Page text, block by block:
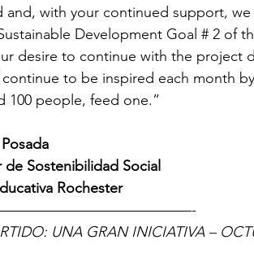
and, with your continued support,
Development Goal # 2 of
desire to continue with the project
to be inspired each month
100 people, feed one.”
Sostenibilidad Social
Rochester
UNA GRAN INICIATIVA –